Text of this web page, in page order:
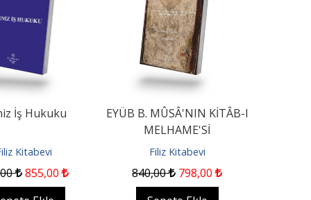
Hukuk Tarihi
Beta Basım Yayın
699,50 664
Sepete Ekle
İrtifak Sözleşmeleri
On İki Levha Yayıncılık
1.350
Sepete Ekle
İş Hukuku
Kitabevi
855,00
EYÜB B. MÛSÂ'NIN KİTÂB-I
MELHAME'Sİ
Filiz Kitabevi
840,00 798,00